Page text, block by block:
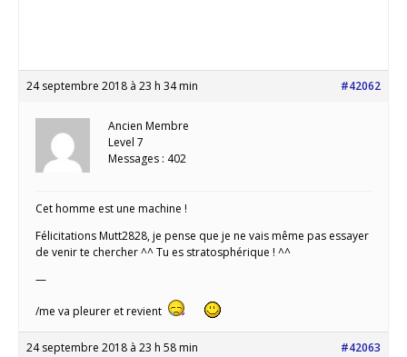
24 septembre 2018 à 23 h 34 min #42062
Ancien Membre
Level 7
Messages : 402
Cet homme est une machine !
Félicitations Mutt2828, je pense que je ne vais même pas essayer
de venir te chercher ^^ Tu es stratosphérique ! ^^
—
/me va pleurer et revient
24 septembre 2018 à 23 h 58 min #42063